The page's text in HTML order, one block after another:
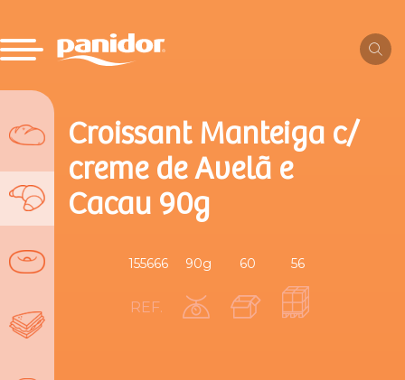
Croissant Manteiga c/
creme de Avelã e
Cacau 90g
REF.
155666 90g 60 56